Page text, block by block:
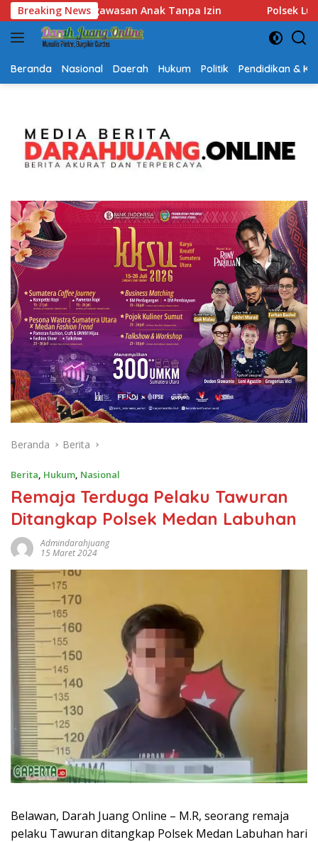
Langsung
ke
konten
Breaking News
Polsek Lubuk Baja Amankan Dua Tersangka Beserta 74
Beranda Nasional Daerah Hukum Politik Pendidikan &
Beranda Berita
Berita, Hukum, Nasional
Remaja Terduga Pelaku Tawuran
Ditangkap Polsek Medan Labuhan
Admindarahjuang
15 Maret 2024
Belawan, Darah Juang Online – M.R, seorang remaja
pelaku Tawuran ditangkap Polsek Medan Labuhan hari